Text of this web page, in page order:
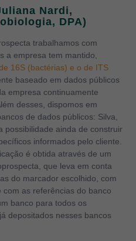
Nardi,
DPA)
trabalhamos com
a empresa tem mantido,
16S (bactérias) e o de ITS
baseado em dados públicos
empresa continuamente
desses, dispomos em
de dados públicos: Silva,
possibilidade ainda de construir
informados pelo cliente.
é obtida através de um
que leva em conta
do marcador escolhido, com
as referências do banco
banco para todos os
depositados nesses bancos